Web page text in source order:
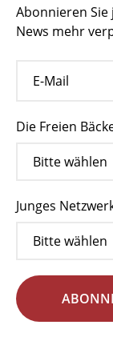
Abonnieren Sie
News mehr
Die Freien
Junges